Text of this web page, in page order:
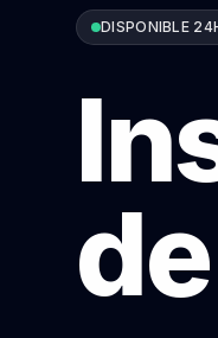
DISPONIBLE